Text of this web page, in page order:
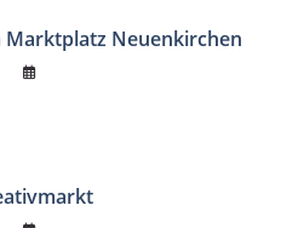
Neuenkirchen